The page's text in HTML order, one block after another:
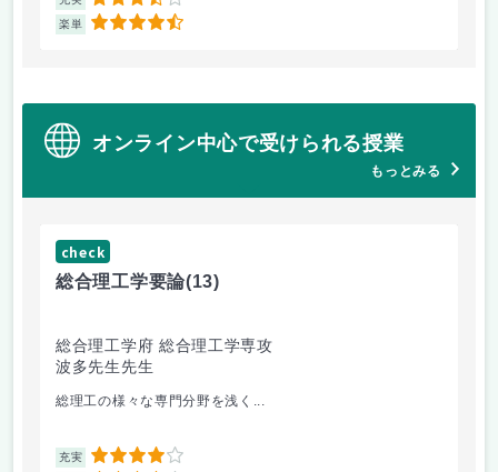
楽単 4.5
オンライン中心で受けられる授業
もっとみる
check
総合理工学要論(13)
総合理工学府 総合理工学専攻
波多先生先生
総理工の様々な専門分野を浅く...
充実 4